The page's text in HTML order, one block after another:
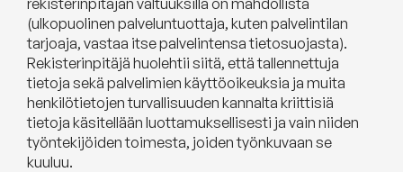
(ulkopuolinen palveluntuottaja, kuten palvelintilan
tarjoaja, vastaa itse palvelintensa tietosuojasta).
Rekisterinpitäjä huolehtii siitä, että tallennettuja
tietoja sekä palvelimien käyttöoikeuksia ja muita
henkilötietojen turvallisuuden kannalta kriittisiä
tietoja käsitellään luottamuksellisesti ja vain niiden
työntekijöiden toimesta, joiden työnkuvaan se
kuuluu.